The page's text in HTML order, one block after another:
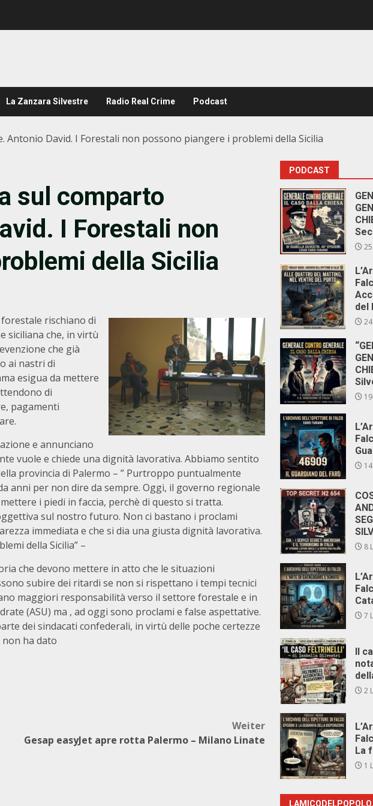
La Zanzara Silvestre Radio Real Crime Podcast
David. I Forestali non possono piangere i problemi della Sicilia
sul comparto
I Forestali non
della Sicilia
rischiano di
siciliana che, in virtù
che già
ai nastri di
esigua da mettere
di
pagamenti
e annunciano
vuole e chiede una dignità lavorativa. Abbiamo sentito
provincia di Palermo – ” Purtroppo puntualmente
anni per non dire da sempre. Oggi, il governo regionale
i piedi in faccia, perchè di questo si tratta.
sul nostro futuro. Non ci bastano i proclami
immediata e che si dia una giusta dignità lavorativa.
della Sicilia” –
che devono mettere in atto che le situazioni
subire dei ritardi se non si rispettano i tempi tecnici
maggiori responsabilità verso il settore forestale e in
(ASU) ma , ad oggi sono proclami e false aspettative.
dei sindacati confederali, in virtù delle poche certezze
non ha dato
Weiter
Gesap easyJet apre rotta Palermo – Milano Linate
PODCAST
del
8
7
Il
2
La
1